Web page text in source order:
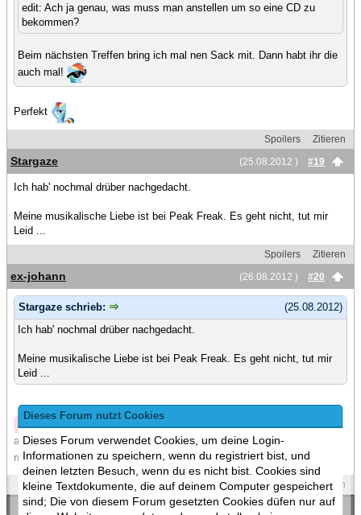
Dieses Forum nutzt Cookies
Dieses Forum verwendet Cookies, um deine Login-
Informationen zu speichern, wenn du registriert bist, und
deinen letzten Besuch, wenn du es nicht bist. Cookies sind
kleine Textdokumente, die auf deinem Computer gespeichert
sind; Die von diesem Forum gesetzten Cookies düfen nur auf
edit: Ach ja genau, was muss man anstellen um so eine CD zu
bekommen?
Beim nächsten Treffen bring ich mal nen Sack mit. Dann habt ihr die
auch mal!
Perfekt
Spoilers
Zitieren
(25.08.2012 )
#19
Stargaze
Ich hab' nochmal drüber nachgedacht.
Meine musikalische Liebe ist bei Peak Freak. Es geht nicht, tut mir
Leid ...
Spoilers
Zitieren
(26.08.2012 )
#20
ex-johann
(25.08.2012)
Stargaze schrieb:
Ich hab' nochmal drüber nachgedacht.
Meine musikalische Liebe ist bei Peak Freak. Es geht nicht, tut mir
Leid ...
Aber es gibt so viel Musik, da kann man sich doch nicht einfach
auf eine Sache festlegen...ich kann ja mal ein feature mit Peak Freak
machen
Spoilers Zitieren
«Ein Thema zurück|Ein Thema vor»